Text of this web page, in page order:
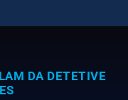
DA DETETIVE